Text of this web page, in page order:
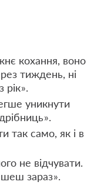
кохання, воно
тиждень, ні
рік».
уникнути
».
так само, як і в
не відчувати.
зараз».